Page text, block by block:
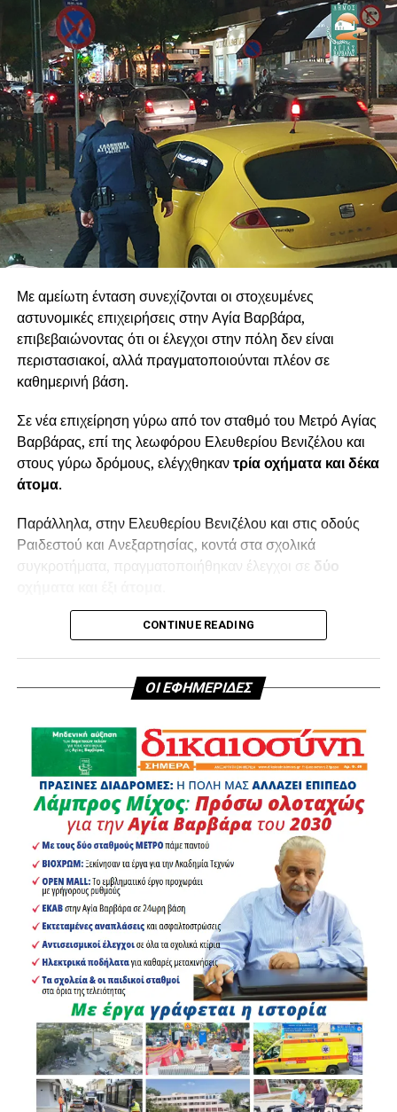
μπορούν να φέρουν αποτέλεσμα. Συνεχίζουμε με την ίδια
συνέπεια, ώστε η Δυτική Αθήνα να αποκτήσει τις
σύγχρονες αθλητικές εγκαταστάσεις που αξίζουν στους
κατοίκους και, κυρίως, στη νέα γενιά της πόλης.
.
.
Με αμείωτη ένταση συνεχίζονται οι στοχευμένες
αστυνομικές επιχειρήσεις στην Αγία Βαρβάρα,
επιβεβαιώνοντας ότι οι έλεγχοι στην πόλη δεν είναι
περιστασιακοί, αλλά πραγματοποιούνται πλέον σε
καθημερινή βάση.
Σε νέα επιχείρηση γύρω από τον σταθμό του Μετρό Αγίας
Βαρβάρας, επί της λεωφόρου Ελευθερίου Βενιζέλου και
στους γύρω δρόμους, ελέγχθηκαντρία οχήματα και δέκα
άτομα.
Παράλληλα, στην Ελευθερίου Βενιζέλου και στις οδούς
Ραιδεστού και Ανεξαρτησίας, κοντά στα σχολικά
συγκροτήματα, πραγματοποιήθηκαν έλεγχοι σε δύο
Συνολικά, κατά τη συγκεκριμένη επιχείρηση ελέγχθηκαν
τροχονομικών ελέγχων που πραγματοποιήθηκαν στον
Δήμο Αγίας Βαρβάρας από τις27 Ιουλίου έως τις 2
Αυγούστου. Μέσα σε αυτό το χρονικό διάστημα
βεβαιώθηκαν συνολικά62 παραβάσεις του Κώδικα
Οδικής Κυκλοφορίας.
Αναλυτικά καταγράφηκαν:
19 παραβάσεις για μη χρήση κράνους
6 παραβάσεις για μη χρήση ζώνης ασφαλείας
5 περιπτώσεις στέρησης άδειας οδήγησης
4 παραβάσεις για χρήση κινητού τηλεφώνου
κατά την οδήγηση
1 παράβαση σχετική με ΚΤΕΟ
1 παραβίαση απαγορευτικής πινακίδας
1 παράβαση για επίδειξη οδηγικής ικανότητας
CONTINUE READING
ΟΙ ΕΦΗΜΕΡΙΔΕΣ